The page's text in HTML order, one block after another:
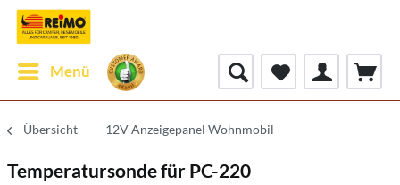
Menü
Übersicht 12V Anzeigepanel Wohnmobil
Temperatursonde für PC-220